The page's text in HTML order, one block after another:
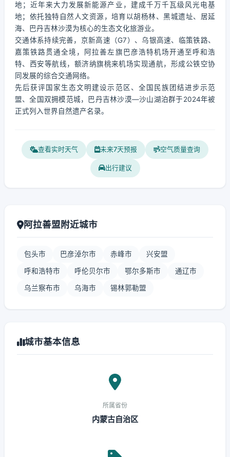
地；近年来大力发展新能源产业，建成千万千瓦级风光电基
地；依托独特自然人文资源，培育以胡杨林、黑城遗址、居延
海、巴丹吉林沙漠为核心的生态文化旅游业。
交通体系持续完善，京新高速（G7）、乌银高速、临策铁路、
嘉策铁路贯通全境，阿拉善左旗巴彦浩特机场开通至呼和浩
特、西安等航线，额济纳旗桃来机场实现通航，形成公铁空协
同发展的综合交通网络。
先后获评国家生态文明建设示范区、全国民族团结进步示范
盟、全国双拥模范城，巴丹吉林沙漠—沙山湖泊群于2024年被
正式列入世界自然遗产名录。
查看实时天气 未来7天预报 空气质量查询
出行建议
阿拉善盟附近城市
包头市 巴彦淖尔市 赤峰市 兴安盟
呼和浩特市 呼伦贝尔市 鄂尔多斯市 通辽市
乌兰察布市 乌海市 锡林郭勒盟
城市基本信息
所属省份
内蒙古自治区